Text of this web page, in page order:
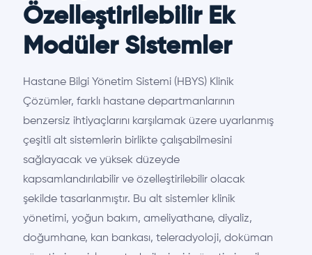
Özelleştirilebilir Ek
Modüler Sistemler
Hastane Bilgi Yönetim Sistemi (HBYS) Klinik
Çözümler, farklı hastane departmanlarının
benzersiz ihtiyaçlarını karşılamak üzere uyarlanmış
çeşitli alt sistemlerin birlikte çalışabilmesini
sağlayacak ve yüksek düzeyde
kapsamlandırılabilir ve özelleştirilebilir olacak
şekilde tasarlanmıştır. Bu alt sistemler klinik
yönetimi, yoğun bakım, ameliyathane, diyaliz,
doğumhane, kan bankası, teleradyoloji, doküman